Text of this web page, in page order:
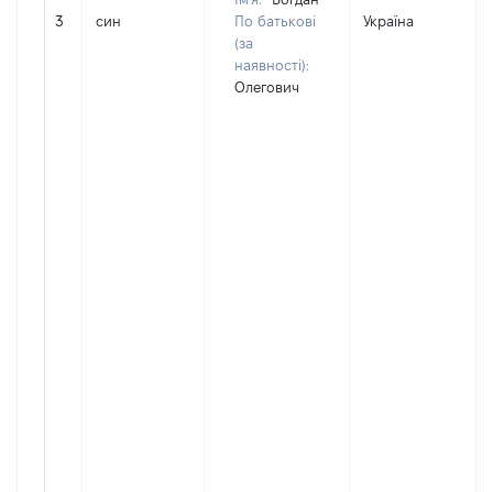
3 син
По батькові
(за
наявності):
Олегович
Україна